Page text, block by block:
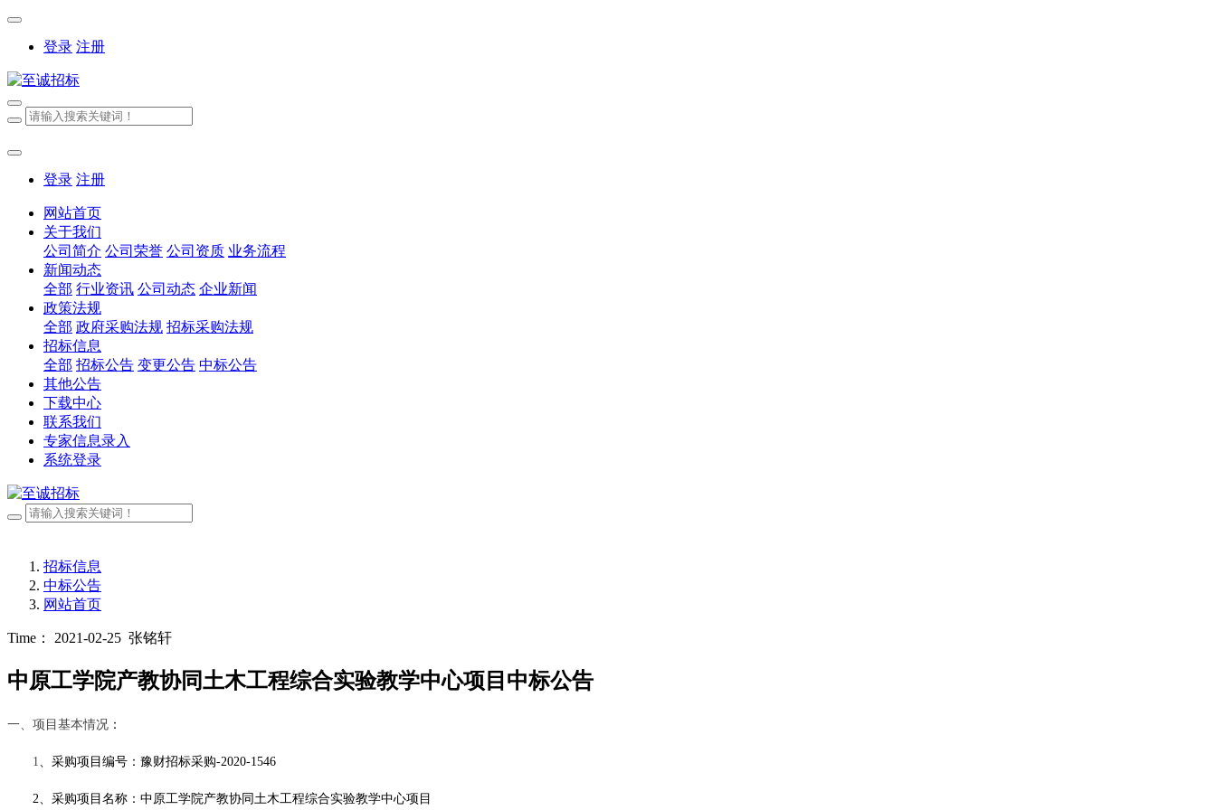
登录 注册
登录 注册
网站首页
关于我们
公司简介 公司荣誉 公司资质 业务流程
新闻动态
全部 行业资讯 公司动态 企业新闻
政策法规
全部 政府采购法规 招标采购法规
招标信息
全部 招标公告 变更公告 中标公告
其他公告
下载中心
联系我们
专家信息录入
系统登录
招标信息
中标公告
网站首页
Time： 2021-02-25 张铭轩
中原工学院产教协同土木工程综合实验教学中心项目中标公告
一、项目基本情况 ：
1、采购项目编号：豫财招标采购-2020-1546
2、采购项目名称：中原工学院产教协同土木工程综合实验教学中心项目